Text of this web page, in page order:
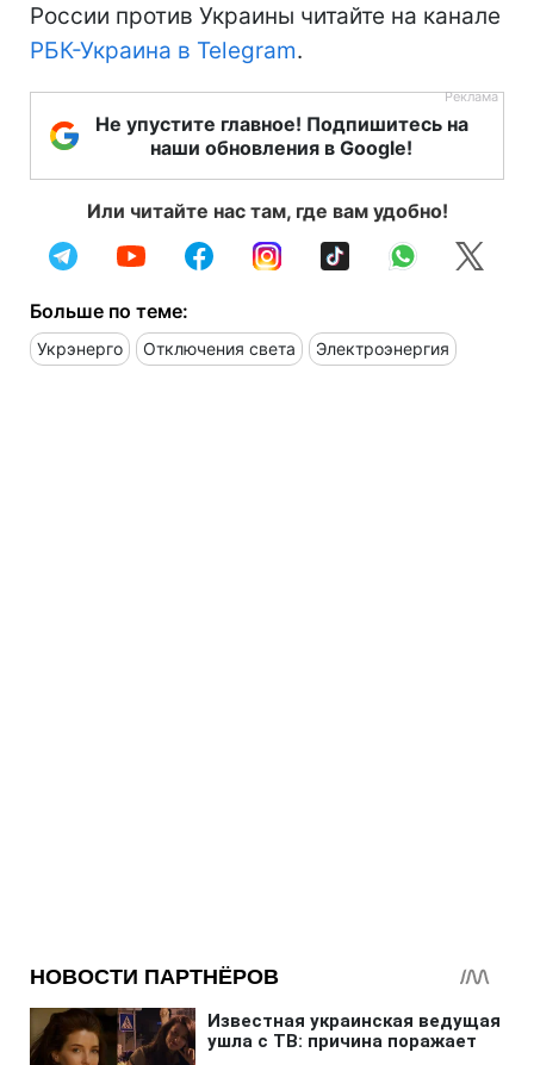
России против Украины читайте на канале
РБК-Украина в Telegram.
Не упустите главное! Подпишитесь на
наши обновления в Google!
Или читайте нас там, где вам удобно!
Больше по теме:
Укрэнерго Отключения света Электроэнергия